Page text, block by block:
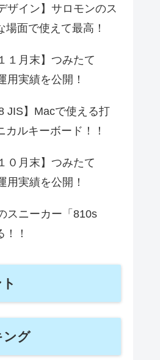
ザイン】サロモンのス
場面で使えて最高！
１月末】つみたて
用実績を公開！
JIS】Macで使える打
ルキーボード！！
０月末】つみたて
用実績を公開！
スニーカー「810s
！
ング